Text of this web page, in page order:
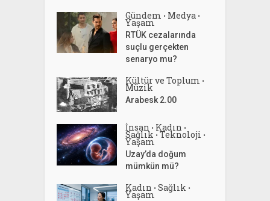
Gündem • Medya •
Yaşam
RTÜK cezalarında
suçlu gerçekten
senaryo mu?
Kültür ve Toplum •
Müzik
Arabesk 2.00
İnsan • Kadın •
Sağlık • Teknoloji •
Yaşam
Uzay’da doğum
mümkün mü?
Kadın • Sağlık •
Yaşam